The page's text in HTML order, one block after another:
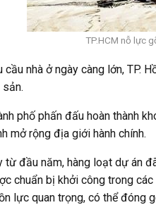
TP.HCM nỗ lực
nhà ở ngày càng lớn, TP.
phố phấn đấu hoàn thành
mở rộng địa giới hành chính.
từ đầu năm, hàng loạt dự án
chuẩn bị khởi công trong
lực quan trọng, có thể đóng